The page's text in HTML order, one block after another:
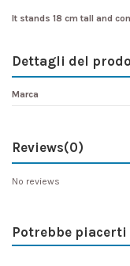
It stands 18 cm tall and
Dettagli del
Marca
Reviews(0)
No reviews
Potrebbe piacerti